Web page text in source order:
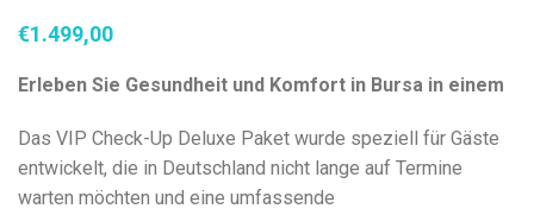
€
Erleben Sie Gesundheit und Komfort in Bursa in einem
Das VIP Check-Up Deluxe Paket wurde speziell für Gäste
entwickelt, die in Deutschland nicht lange auf Termine
warten möchten und eine umfassende